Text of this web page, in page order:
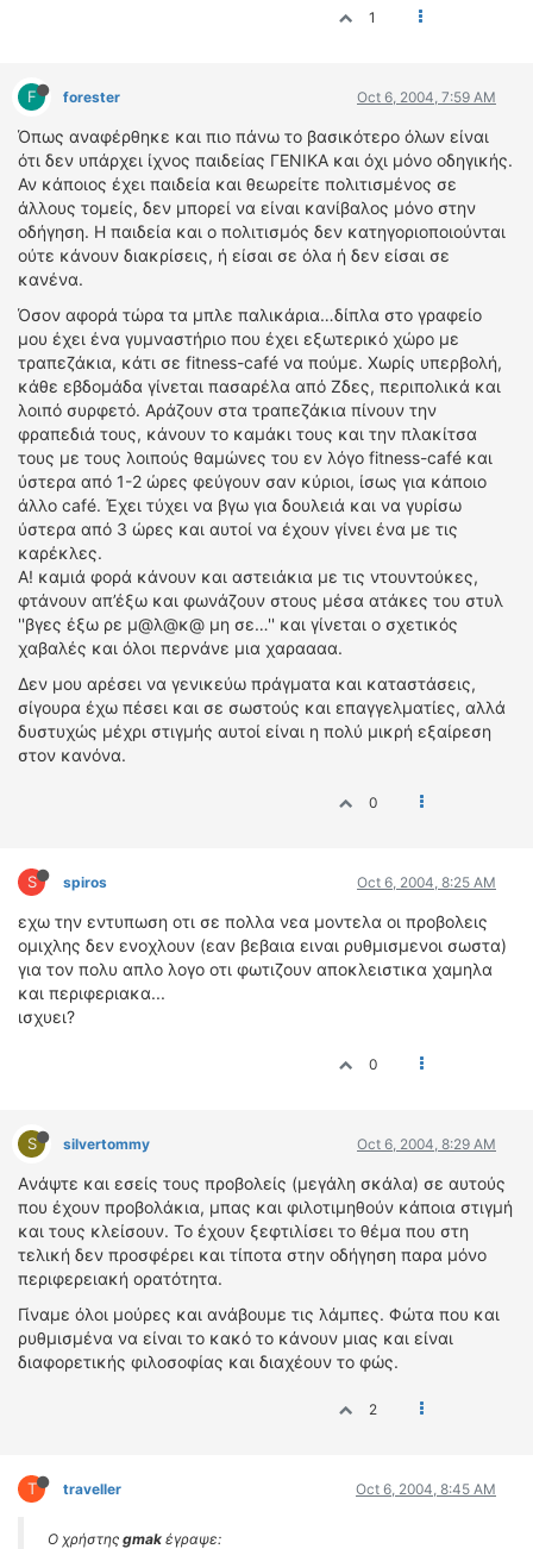
1
F forester Oct 6, 2004, 7:59 AM
Όπως αναφέρθηκε και πιο πάνω το βασικότερο όλων είναι
ότι δεν υπάρχει ίχνος παιδείας ΓΕΝΙΚΑ και όχι μόνο οδηγικής.
Αν κάποιος έχει παιδεία και θεωρείτε πολιτισμένος σε
άλλους τομείς, δεν μπορεί να είναι κανίβαλος μόνο στην
οδήγηση. Η παιδεία και ο πολιτισμός δεν κατηγοριοποιούνται
ούτε κάνουν διακρίσεις, ή είσαι σε όλα ή δεν είσαι σε
κανένα.
Όσον αφορά τώρα τα μπλε παλικάρια…δίπλα στο γραφείο
μου έχει ένα γυμναστήριο που έχει εξωτερικό χώρο με
τραπεζάκια, κάτι σε fitness-café να πούμε. Χωρίς υπερβολή,
κάθε εβδομάδα γίνεται πασαρέλα από Ζδες, περιπολικά και
λοιπό συρφετό. Αράζουν στα τραπεζάκια πίνουν την
φραπεδιά τους, κάνουν το καμάκι τους και την πλακίτσα
τους με τους λοιπούς θαμώνες του εν λόγο fitness-café και
ύστερα από 1-2 ώρες φεύγουν σαν κύριοι, ίσως για κάποιο
άλλο café. Έχει τύχει να βγω για δουλειά και να γυρίσω
ύστερα από 3 ώρες και αυτοί να έχουν γίνει ένα με τις
καρέκλες.
Α! καμιά φορά κάνουν και αστειάκια με τις ντουντούκες,
φτάνουν απ’έξω και φωνάζουν στους μέσα ατάκες του στυλ
''βγες έξω ρε μ@λ@κ@ μη σε…'' και γίνεται ο σχετικός
χαβαλές και όλοι περνάνε μια χαραααα.
Δεν μου αρέσει να γενικεύω πράγματα και καταστάσεις,
σίγουρα έχω πέσει και σε σωστούς και επαγγελματίες, αλλά
δυστυχώς μέχρι στιγμής αυτοί είναι η πολύ μικρή εξαίρεση
στον κανόνα.
0
S spiros Oct 6, 2004, 8:25 AM
εχω την εντυπωση οτι σε πολλα νεα μοντελα οι προβολεις
ομιχλης δεν ενοχλουν (εαν βεβαια ειναι ρυθμισμενοι σωστα)
για τον πολυ απλο λογο οτι φωτιζουν αποκλειστικα χαμηλα
και περιφεριακα...
ισχυει?
0
S silvertommy Oct 6, 2004, 8:29 AM
Aνάψτε και εσείς τους προβολείς (μεγάλη σκάλα) σε αυτούς
που έχουν προβολάκια, μπας και φιλοτιμηθούν κάποια στιγμή
και τους κλείσουν. Το έχουν ξεφτιλίσει το θέμα που στη
τελική δεν προσφέρει και τίποτα στην οδήγηση παρα μόνο
περιφερειακή ορατότητα.
Γίναμε όλοι μούρες και ανάβουμε τις λάμπες. Φώτα που και
ρυθμισμένα να είναι το κακό το κάνουν μιας και είναι
διαφορετικής φιλοσοφίας και διαχέουν το φώς.
2
T traveller Oct 6, 2004, 8:45 AM
Ο χρήστης gmak έγραψε: